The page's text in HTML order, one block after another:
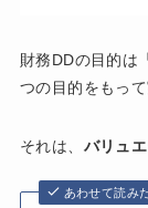
財務DDの目的は
つの目的をもって
それは、 バリュ
あわせて読み